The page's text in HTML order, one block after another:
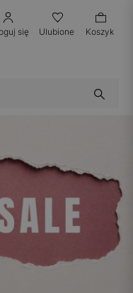
się Ulubione Koszyk